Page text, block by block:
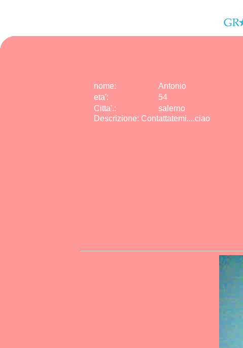
nome:
Antonio
eta':
54
Citta'.:
salerno
Descrizione: Contattatemi....ciao